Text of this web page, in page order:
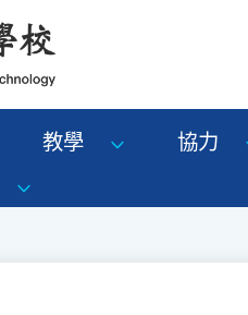
教學 協力